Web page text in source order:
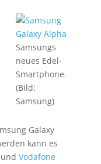
Samsungs
neues Edel-
Smartphone.
(Bild:
Samsung)
Galaxy
kann es
und Vodafone